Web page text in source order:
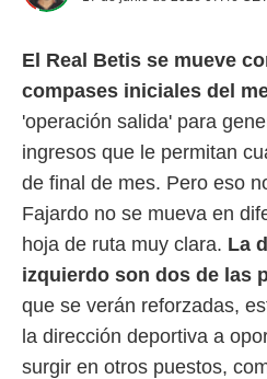
nuestra
y
de
El Real Betis se mueve
compases iniciales del
'operación salida' para
ingresos que le permitan
de final de mes. Pero eso
Fajardo no se mueva en
hoja de ruta muy clara. La
izquierdo son dos de las
que se verán reforzadas,
la dirección deportiva a
surgir en otros puestos,